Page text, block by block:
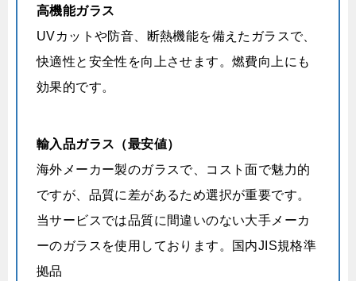
高機能ガラス
UVカットや防音、断熱機能を備えたガラスで、
快適性と安全性を向上させます。燃費向上にも
効果的です。
輸入品ガラス（最安値）
海外メーカー製のガラスで、コスト面で魅力的
ですが、品質に差があるため選択が重要です。
当サービスでは品質に間違いのない大手メーカ
ーのガラスを使用しております。国内JIS規格準
拠品